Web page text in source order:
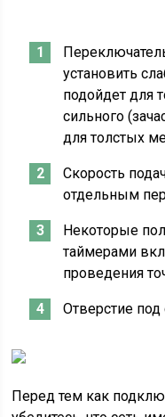
установить
подойдет для
сильного
для толстых
Скорость
отдельным
Некоторые
таймерами
проведения
Отверстие
Перед тем как